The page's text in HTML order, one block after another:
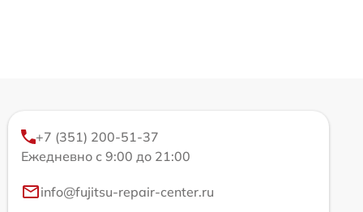
+7 (351) 200-51-37
Ежедневно с 9:00 до 21:00
info@fujitsu-repair-center.ru